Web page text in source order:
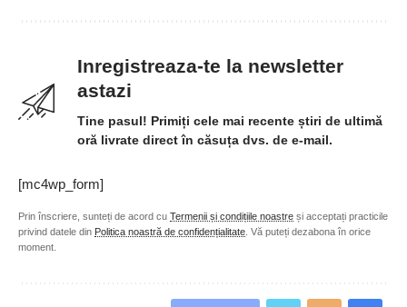
Inregistreaza-te la newsletter
astazi
Tine pasul! Primiți cele mai recente știri de ultimă
oră livrate direct în căsuța dvs. de e-mail.
[mc4wp_form]
Prin înscriere, sunteți de acord cu Termenii și condițiile noastre și acceptați practicile
privind datele din Politica noastră de confidențialitate . Vă puteți dezabona în orice
moment.